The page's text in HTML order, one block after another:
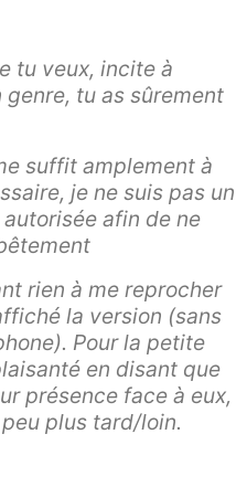
tu veux, incite à
genre, tu as sûrement
suffit amplement à
je ne suis pas un
afin de ne
rien à me reprocher
la version (sans
Pour la petite
en disant que
présence face à eux,
plus tard/loin.